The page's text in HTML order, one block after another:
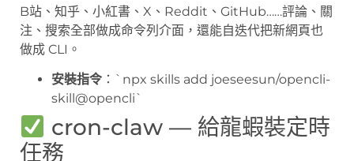
B站、知乎、小紅書、X、Reddit、GitHub……評論、關
注、搜索全部做成命令列介面，還能自迭代把新網頁也
做成 CLI。
安裝指令 ：`npx skills add joeseesun/opencli-
skill@opencli`
cron-claw — 給龍蝦裝定時
任務